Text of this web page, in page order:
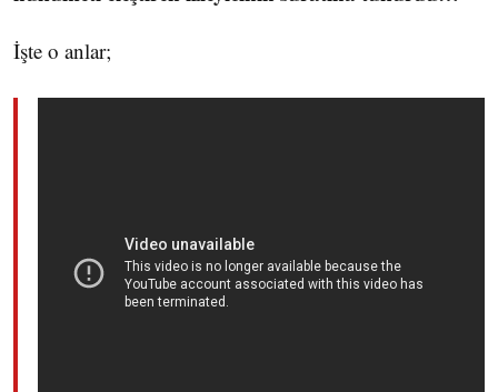
İşte o anlar;